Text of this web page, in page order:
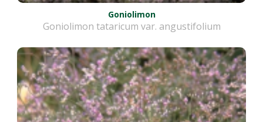
Goniolimon
Goniolimon tataricum var. angustifolium